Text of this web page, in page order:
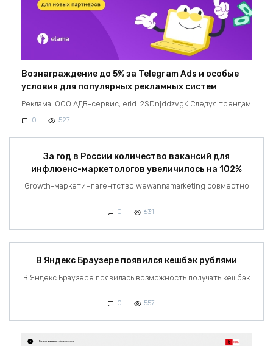
Вознаграждение до 5% за Telegram Ads и особые
условия для популярных рекламных систем
Реклама. ООО АДВ-сервис, erid: 2SDnjddzvgK Следуя трендам
0 527
За год в России количество вакансий для
инфлюенс-маркетологов увеличилось на 102%
Growth-маркетинг агентство wewannamarketing совместно
0 631
В Яндекс Браузере появился кешбэк рублями
В Яндекс Браузере появилась возможность получать кешбэк
0 557